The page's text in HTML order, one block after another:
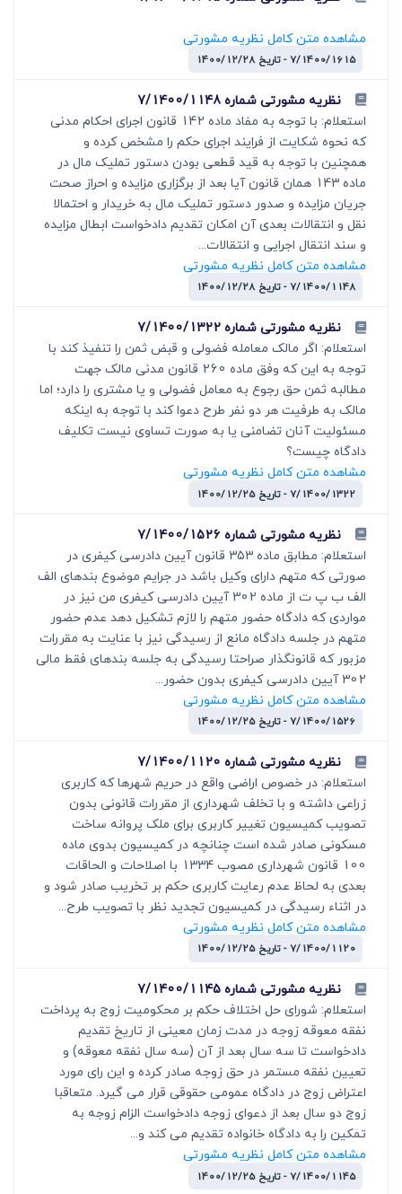
مشاهده متن کامل نظریه مشورتی
7/1400/1615 - تاریخ 1400/12/28
نظریه مشورتی شماره 7/1400/1148
استعلام: با توجه به مفاد ماده 142 قانون اجرای احکام مدنی
که نحوه شکایت از فرایند اجرای حکم را مشخص کرده و
همچنین با توجه به قید قطعی بودن دستور تملیک مال در
ماده 143 همان قانون آیا بعد از برگزاری مزایده و احراز صحت
جریان مزایده و صدور دستور تملیک مال به خریدار و احتمالا
نقل و انتقالات بعدی آن امکان تقدیم دادخواست ابطال مزایده
و سند انتقال اجرایی و انتقالات...
مشاهده متن کامل نظریه مشورتی
7/1400/1148 - تاریخ 1400/12/28
نظریه مشورتی شماره 7/1400/1322
استعلام: اگر مالک معامله فضولی و قبض ثمن را تنفیذ کند با
توجه به این که وفق ماده 260 قانون مدنی مالک جهت
مطالبه ثمن حق رجوع به معامل فضولی و یا مشتری را دارد؛ اما
مالک به طرفیت هر دو نفر طرح دعوا کند با توجه به اینکه
مسئولیت آنان تضامنی یا به صورت تساوی نیست تکلیف
دادگاه چیست؟
مشاهده متن کامل نظریه مشورتی
7/1400/1322 - تاریخ 1400/12/25
نظریه مشورتی شماره 7/1400/1526
استعلام: مطابق ماده 353 قانون آیین دادرسی کیفری در
صورتی که متهم دارای وکیل باشد در جرایم موضوع بندهای الف
الف ب پ ت از ماده 302 آیین دادرسی کیفری من نیز در
مواردی که دادگاه حضور متهم را لازم تشکیل دهد عدم حضور
متهم در جلسه دادگاه مانع از رسیدگی نیز با عنایت به مقررات
مزبور که قانونگذار صراحتا رسیدگی به جلسه بندهای فقط مالی
302 آیین دادرسی کیفری بدون حضور...
مشاهده متن کامل نظریه مشورتی
7/1400/1526 - تاریخ 1400/12/25
نظریه مشورتی شماره 7/1400/1120
استعلام: در خصوص اراضی واقع در حریم شهرها که کاربری
زراعی داشته و با تخلف شهرداری از مقررات قانونی بدون
تصویب کمیسیون تغییر کاربری برای ملک پروانه ساخت
مسکونی صادر شده است چنانچه در کمیسیون بدوی ماده
100 قانون شهرداری مصوب 1334 با اصلاحات و الحاقات
بعدی به لحاظ عدم رعایت کاربری حکم بر تخریب صادر شود و
در اثناء رسیدگی در کمیسیون تجدید نظر با تصویب طرح...
مشاهده متن کامل نظریه مشورتی
7/1400/1120 - تاریخ 1400/12/25
نظریه مشورتی شماره 7/1400/1145
استعلام: شورای حل اختلاف حکم بر محکومیت زوج به پرداخت
نفقه معوقه زوجه در مدت زمان معینی از تاریخ تقدیم
دادخواست تا سه سال بعد از آن (سه سال نفقه معوقه) و
تعیین نفقه مستمر در حق زوجه صادر کرده و این رای مورد
اعتراض زوج در دادگاه عمومی حقوقی قرار می گیرد. متعاقبا
زوج دو سال بعد از دعوای زوجه دادخواست الزام زوجه به
تمکین را به دادگاه خانواده تقدیم می کند و...
مشاهده متن کامل نظریه مشورتی
7/1400/1145 - تاریخ 1400/12/25